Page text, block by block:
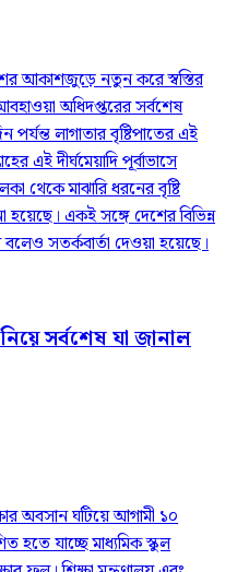
আকাশজুড়ে নতুন করে স্বস্তির
অধিদপ্তরের সর্বশেষ
লাগাতার বৃষ্টিপাতের এই
এই দীর্ঘমেয়াদি পূর্বাভাসে
থেকে মাঝারি ধরনের বৃষ্টি
হয়েছে। একই সঙ্গে দেশের বিভিন্ন
সতর্কবার্তা দেওয়া হয়েছে।
সর্বশেষ যা জানাল
অবসান ঘটিয়ে আগামী ১০
হতে যাচ্ছে মাধ্যমিক স্কুল